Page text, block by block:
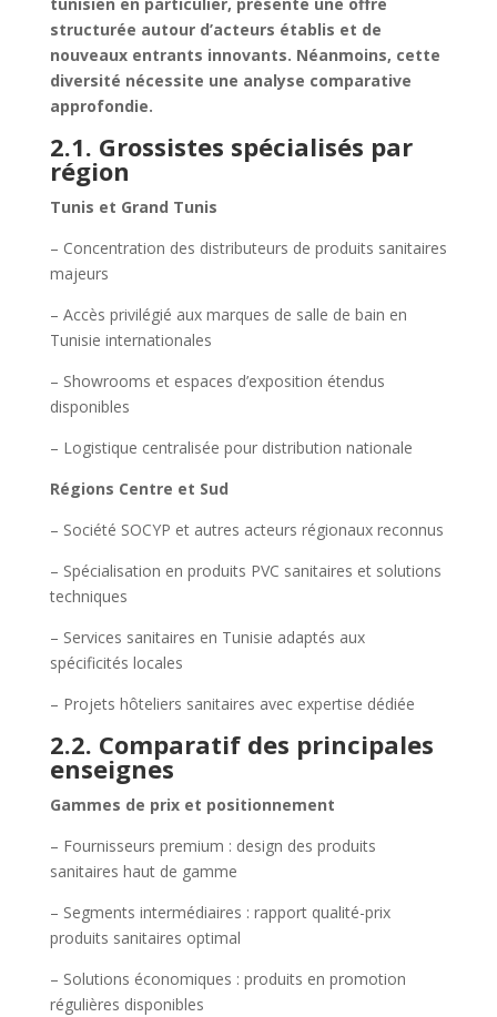
structurée autour d’acteurs établis et de
nouveaux entrants innovants. Néanmoins, cette
diversité nécessite une analyse comparative
approfondie.
2.1. Grossistes spécialisés par
région
Tunis et Grand Tunis
– Concentration des distributeurs de produits sanitaires
majeurs
– Accès privilégié aux marques de salle de bain en
Tunisie internationales
– Showrooms et espaces d’exposition étendus
disponibles
– Logistique centralisée pour distribution nationale
Régions Centre et Sud
– Société SOCYP et autres acteurs régionaux reconnus
– Spécialisation en produits PVC sanitaires et solutions
techniques
– Services sanitaires en Tunisie adaptés aux
spécificités locales
– Projets hôteliers sanitaires avec expertise dédiée
2.2. Comparatif des principales
enseignes
Gammes de prix et positionnement
– Fournisseurs premium : design des produits
sanitaires haut de gamme
– Segments intermédiaires : rapport qualité-prix
produits sanitaires optimal
– Solutions économiques : produits en promotion
régulières disponibles